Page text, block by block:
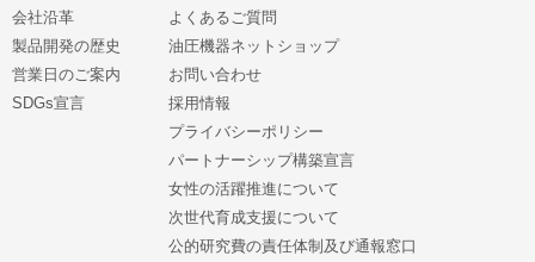
会社沿革
製品開発の歴史
営業日のご案内
SDGs宣言
よくあるご質問
油圧機器ネットショップ
お問い合わせ
採用情報
プライバシーポリシー
パートナーシップ構築宣言
女性の活躍推進について
次世代育成支援について
公的研究費の責任体制及び通報窓口